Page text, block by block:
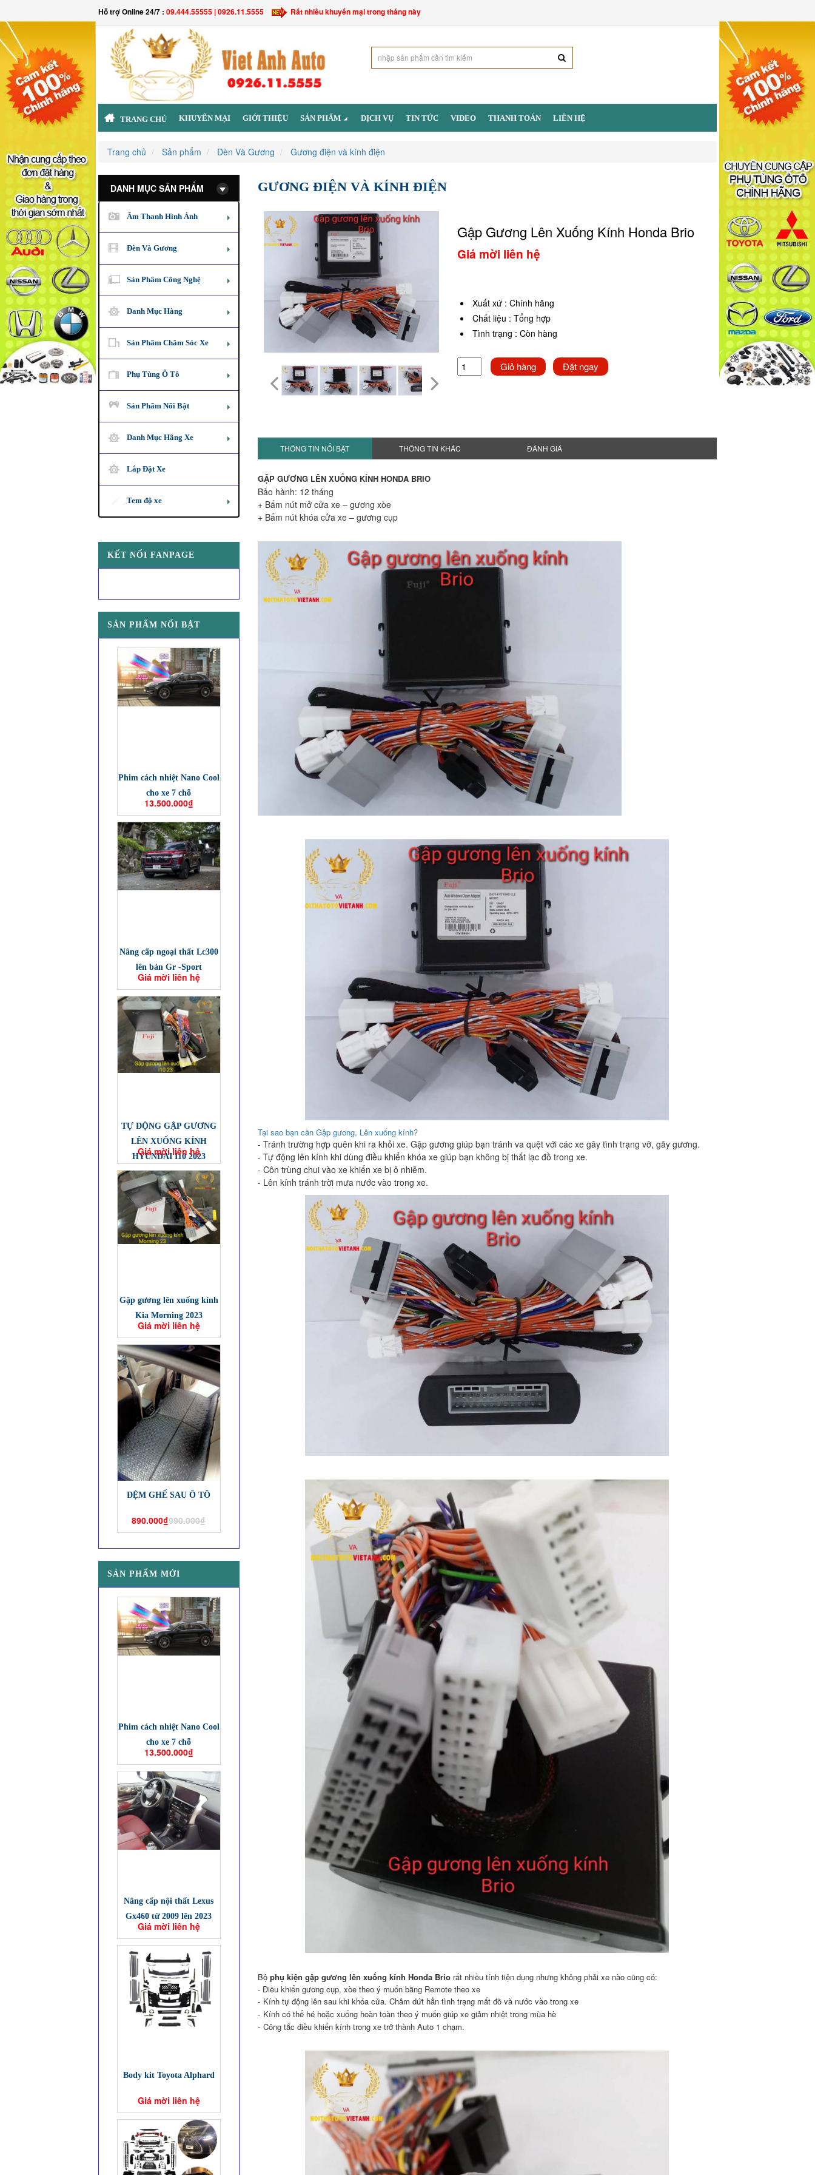
Hỗ trợ Online 24/7 : 09.444.55555 | 0926.11.5555 Rất nhiều khuyến mại trong tháng này
TRANG CHỦ KHUYẾN MẠI GIỚI THIỆU SẢN PHẨM DỊCH VỤ TIN TỨC VIDEO THANH TOÁN LIÊN HỆ
Trang chủ Sản phẩm Đèn Và Gương Gương điện và kính điện
DANH MỤC SẢN PHẨM
Âm Thanh Hình Ảnh
Đèn Và Gương
Sản Phẩm Công Nghệ
Danh Mục Hàng
Sản Phẩm Chăm Sóc Xe
Phụ Tùng Ô Tô
Sản Phẩm Nổi Bật
Danh Mục Hãng Xe
Lắp Đặt Xe
Tem độ xe
KẾT NỐI FANPAGE
SẢN PHẨM NỔI BẬT
Phim cách nhiệt Nano Cool
cho xe 7 chỗ
13.500.000₫
Nâng cấp ngoại thất Lc300
lên bản Gr -Sport
Giá mời liên hệ
TỰ ĐỘNG GẬP GƯƠNG
LÊN XUỐNG KÍNH
HYUNDAI I10 2023
Giá mời liên hệ
Gập gương lên xuống kính
Kia Morning 2023
Giá mời liên hệ
ĐỆM GHẾ SAU Ô TÔ
890.000₫990.000₫
SẢN PHẨM MỚI
Phim cách nhiệt Nano Cool
cho xe 7 chỗ
13.500.000₫
Nâng cấp nội thất Lexus
Gx460 từ 2009 lên 2023
Giá mời liên hệ
Body kit Toyota Alphard
Giá mời liên hệ
GƯƠNG ĐIỆN VÀ KÍNH ĐIỆN
Gập Gương Lên Xuống Kính Honda Brio
Giá mời liên hệ
Xuất xứ :Chính hãng
Chất liệu :Tổng hợp
Tình trạng :Còn hàng
Giỏ hàng Đặt ngay
THÔNG TIN NỔI BẬT THÔNG TIN KHÁC ĐÁNH GIÁ
GẬP GƯƠNG LÊN XUỐNG KÍNH HONDA BRIO
Bảo hành: 12 tháng
+ Bấm nút mở cửa xe – gương xòe
+ Bấm nút khóa cửa xe – gương cụp
Tại sao bạn cần Gập gương, Lên xuống kính?
- Tránh trường hợp quên khi ra khỏi xe. Gập gương giúp bạn tránh va quệt với các xe gây tình trạng vỡ, gãy gương.
- Tự động lên kính khi dùng điều khiển khóa xe giúp bạn không bị thất lạc đồ trong xe.
- Côn trùng chui vào xe khiến xe bị ô nhiễm.
- Lên kính tránh trời mưa nước vào trong xe.
Bộ phụ kiện gập gương lên xuống kính Honda Brio rất nhiều tính tiện dụng nhưng không phải xe nào cũng có:
- Điều khiển gương cụp, xòe theo ý muốn bằng Remote theo xe
​- Kính tự động lên sau khi khóa cửa. Châm dứt hẳn tình trạng mất đồ và nước vào trong xe
​- Kính có thể hé hoặc xuống hoàn toàn theo ý muốn giúp xe giảm nhiệt trong mùa hè
​- Công tắc điều khiển kính trong xe trở thành Auto 1 chạm.